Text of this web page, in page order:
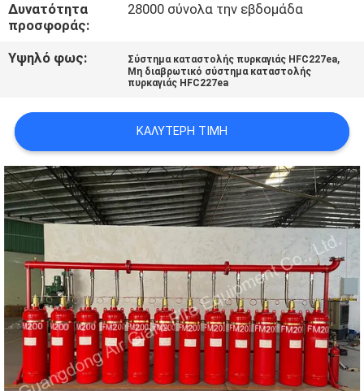
SITEMAP
POLICY
Δυνατότητα
προσφοράς:
28000 σύνολα την εβδομάδα
Υψηλό φως: Σύστημα καταστολής πυρκαγιάς HFC227ea,
Μη διαβρωτικό σύστημα καταστολής
πυρκαγιάς HFC227ea
ΚΑΛΎΤΕΡΗ ΤΙΜΉ